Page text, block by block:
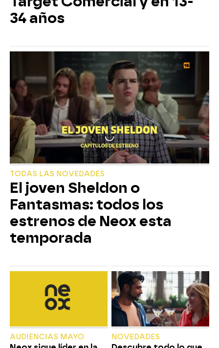
34 años
TODAS LAS NOVEDADES
El joven Sheldon o
Fantasmas: todos los
estrenos de Neox esta
temporada
AUDIENCIAS MAYO NOVEDADES